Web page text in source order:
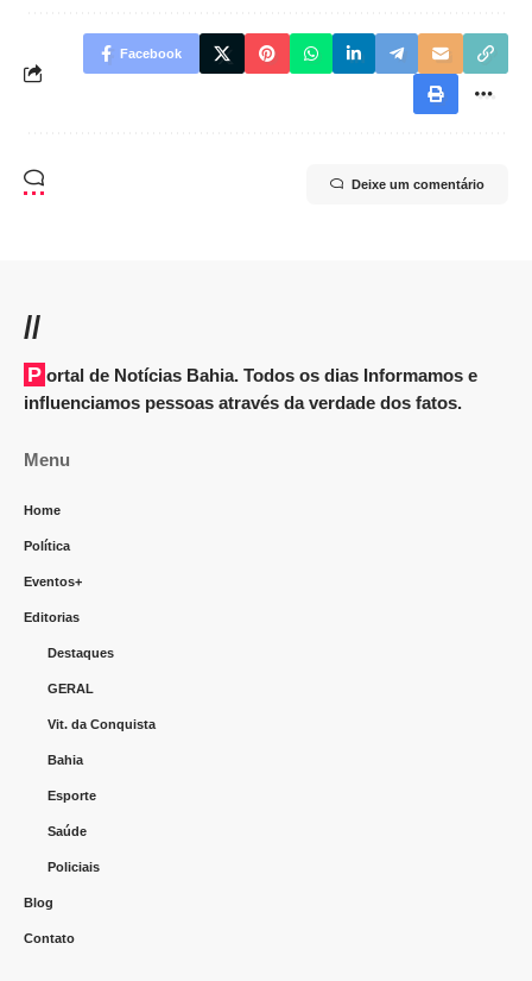
Facebook
Deixe um comentário
//
Portal de Notícias Bahia. Todos os dias Informamos e
influenciamos pessoas através da verdade dos fatos.
Menu
Home
Política
Eventos+
Editorias
Destaques
GERAL
Vit. da Conquista
Bahia
Esporte
Saúde
Policiais
Blog
Contato